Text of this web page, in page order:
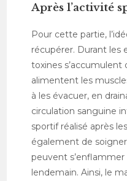
Après l’activité
Pour cette partie,
récupérer. Durant les
toxines s’accumulent
alimentent les
à les évacuer, en
circulation sanguine
sportif réalisé après
également de
peuvent
lendemain. Ainsi, le